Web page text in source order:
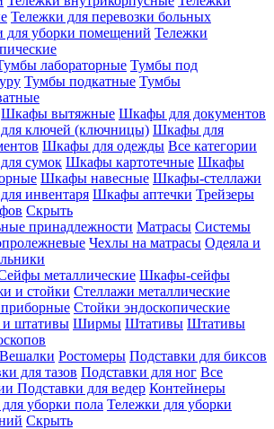
Тележки для перевозки больных
для уборки помещений Тележки
лабораторные Тумбы под
Тумбы подкатные Тумбы
Шкафы вытяжные Шкафы для документов
ключей (ключницы) Шкафы для
Шкафы для одежды Все категории
сумок Шкафы картотечные Шкафы
Шкафы навесные Шкафы-стеллажи
инвентаря Шкафы аптечки Трейзеры
Скрыть
принадлежности Матрасы Системы
Чехлы на матрасы Одеяла и
металлические Шкафы-сейфы
и стойки Стеллажи металлические
Стойки эндоскопические
штативы Ширмы Штативы Штативы
Вешалки Ростомеры Подставки для биксов
для тазов Подставки для ног Все
Подставки для ведер Контейнеры
уборки пола Тележки для уборки
Скрыть